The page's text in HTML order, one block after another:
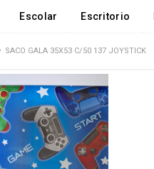
Escolar Escritorio
SACO GALA 35X53 C/50 137 JOYSTICK